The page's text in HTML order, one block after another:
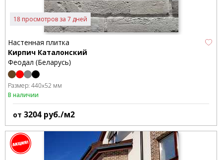
18 просмотров за 7 дней
Настенная плитка
Кирпич Каталонский
Феодал (Беларусь)
Размер: 440x52 мм
В наличии
от 3204 руб./м2